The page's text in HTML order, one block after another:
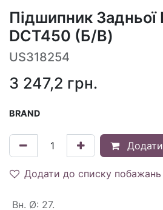
Підшипник
DCT450 (Б/В)
US318254
3 247,2 грн.
BRAND
Додати до списку побажань
Вн. Ø: 27.